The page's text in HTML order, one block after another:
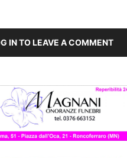
IN TO LEAVE A COMMENT